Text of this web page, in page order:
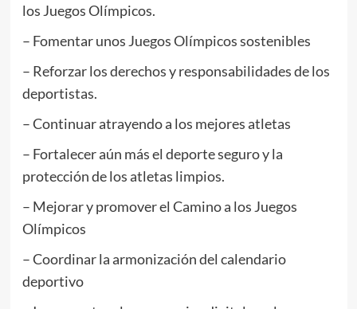
los Juegos Olímpicos.
– Fomentar unos Juegos Olímpicos sostenibles
– Reforzar los derechos y responsabilidades de los
deportistas.
– Continuar atrayendo a los mejores atletas
– Fortalecer aún más el deporte seguro y la
protección de los atletas limpios.
– Mejorar y promover el Camino a los Juegos
Olímpicos
– Coordinar la armonización del calendario
deportivo